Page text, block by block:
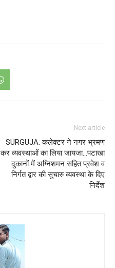
Next article
SURGUJA: कलेक्टर ने नगर भ्रमण
कर व्यवस्थाओं का लिया जायजा...पटाखा
दुकानों में अग्निशमन सहित प्रवेश व
निर्गत द्वार की सुचारु व्यवस्था के दिए
निर्देश